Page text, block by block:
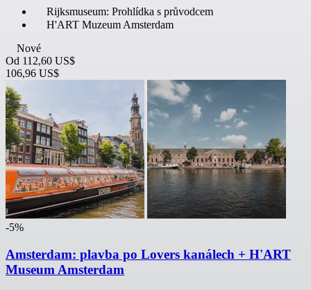
Rijksmuseum: Prohlídka s průvodcem
H'ART Muzeum Amsterdam
Nové
Od 112,60 US$
106,96 US$
-5%
Amsterdam: plavba po Lovers kanálech + H'ART
Museum Amsterdam